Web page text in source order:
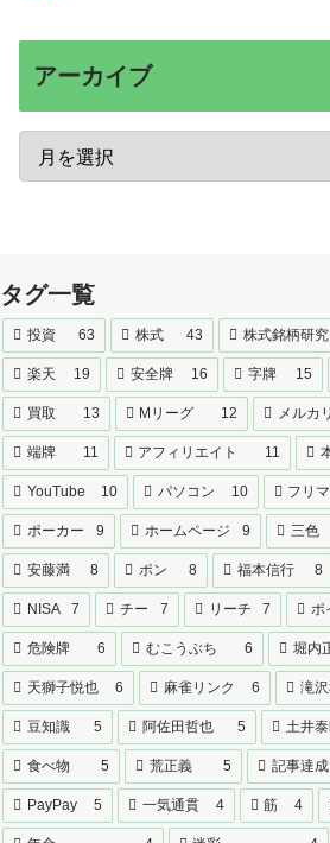
アーカイブ
タグ一覧
投資 63 株式 43 株式銘柄研究
楽天 19 安全牌 16 字牌 15
買取 13 Mリーグ 12 メルカリ
端牌 11 アフィリエイト 11
YouTube 10 パソコン 10 フリマ
ポーカー 9 ホームページ 9 三色
安藤満 8 ポン 8 福本信行 8
NISA 7 チー 7 リーチ 7 ポ
危険牌 6 むこうぶち 6 堀内
天獅子悦也 6 麻雀リンク 6 滝
豆知識 5 阿佐田哲也 5 土井
食べ物 5 荒正義 5 記事達成
PayPay 5 一気通貫 4 筋 4